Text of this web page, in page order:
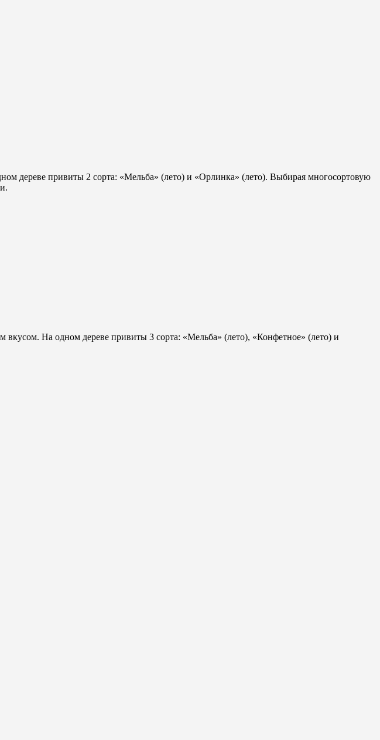
дереве привиты 2 сорта: «Мельба» (лето) и «Орлинка» (лето). Выбирая многосортовую
На одном дереве привиты 3 сорта: «Мельба» (лето), «Конфетное» (лето) и